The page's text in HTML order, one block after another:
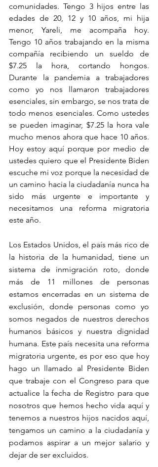
comunidades. Tengo 3 hijos entre las
edades de 20, 12 y 10 años, mi hija
menor, Yareli, me acompaña hoy.
Tengo 10 años trabajando en la misma
compañía recibiendo un sueldo de
$7.25 la hora, cortando hongos.
Durante la pandemia a trabajadores
como yo nos llamaron trabajadores
esenciales, sin embargo, se nos trata de
todo menos esenciales. Como ustedes
se pueden imaginar, $7.25 la hora vale
mucho menos ahora que hace 10 años.
Hoy estoy aquí porque por medio de
ustedes quiero que el Presidente Biden
escuche mi voz porque la necesidad de
un camino hacia la ciudadanía nunca ha
sido más urgente e importante y
necesitamos una reforma migratoria
este año.
Los Estados Unidos, el país más rico de
la historia de la humanidad, tiene un
sistema de inmigración roto, donde
más de 11 millones de personas
estamos encerradas en un sistema de
exclusión, donde personas como yo
somos negados de nuestros derechos
humanos básicos y nuestra dignidad
humana. Este país necesita una reforma
migratoria urgente, es por eso que hoy
hago un llamado al Presidente Biden
que trabaje con el Congreso para que
actualice la fecha de Registro para que
nosotros que hemos hecho vida aquí y
tenemos a nuestros hijos nacidos aquí,
tengamos un camino a la ciudadanía y
podamos aspirar a un mejor salario y
dejar de ser excluidos.